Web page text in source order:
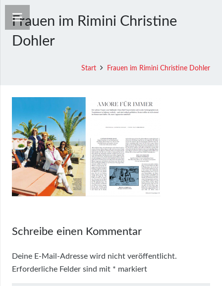
Frauen im Rimini Christine
Dohler
Start Frauen im Rimini Christine Dohler
Schreibe einen Kommentar
Deine E-Mail-Adresse wird nicht veröffentlicht.
Erforderliche Felder sind mit * markiert